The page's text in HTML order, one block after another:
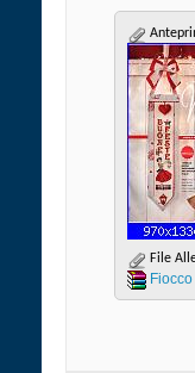
File